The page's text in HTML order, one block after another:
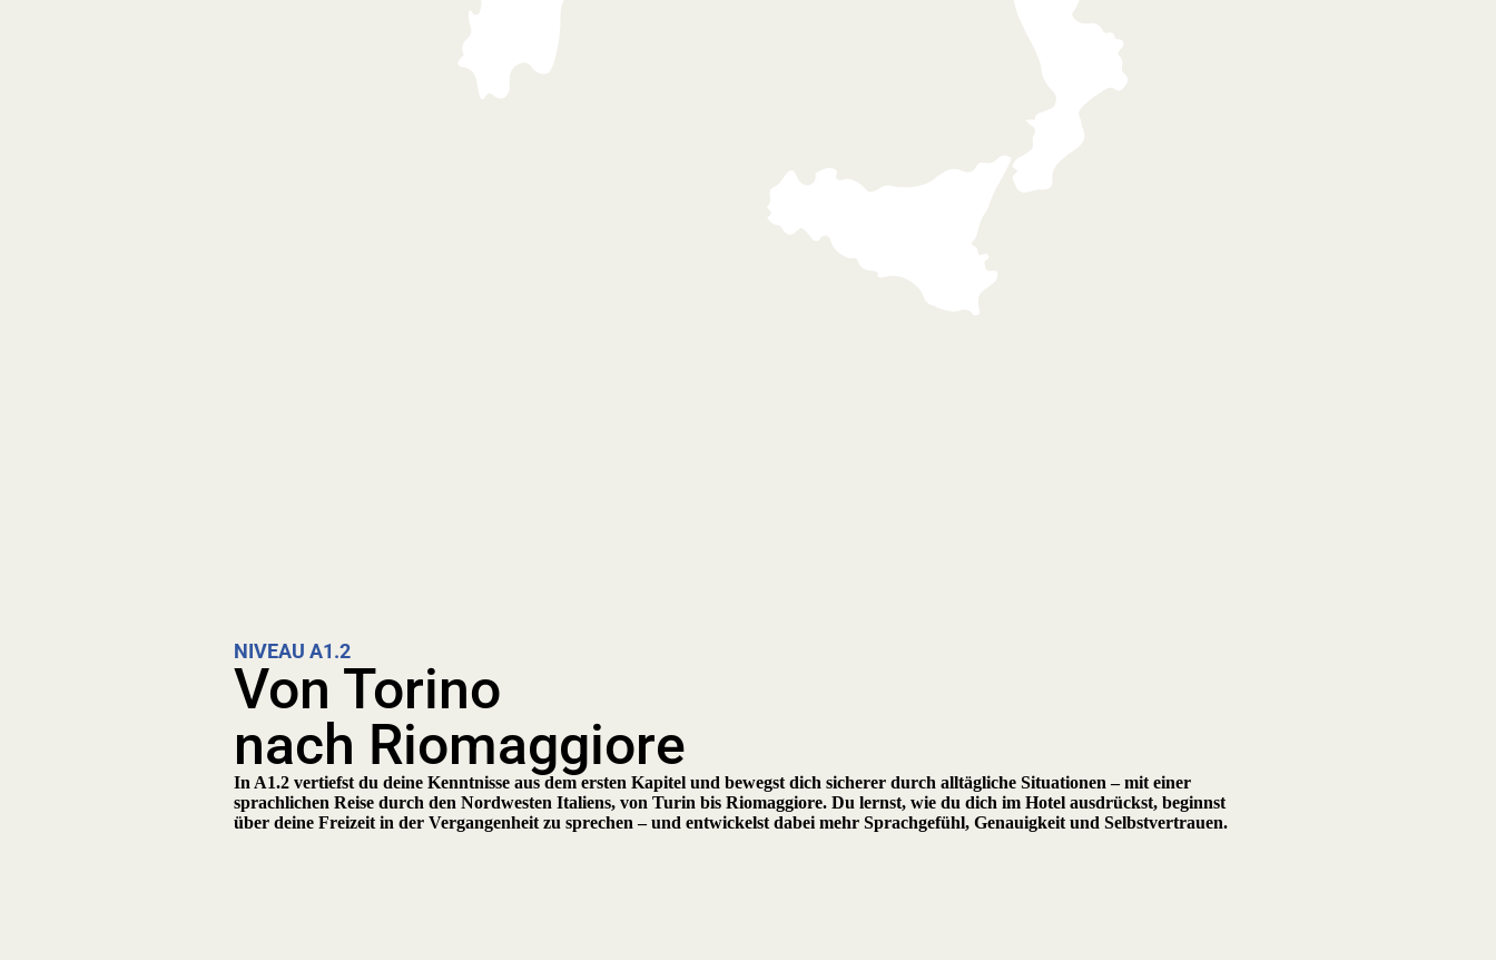
NIVEAU A1.2
Von Torino
nach Riomaggiore
In A1.2 vertiefst du deine Kenntnisse aus dem ersten Kapitel und bewegst dich sicherer durch alltägliche Situationen – mit einer
sprachlichen Reise durch den Nordwesten Italiens, von Turin bis Riomaggiore. Du lernst, wie du dich im Hotel ausdrückst, beginnst
über deine Freizeit in der Vergangenheit zu sprechen – und entwickelst dabei mehr Sprachgefühl, Genauigkeit und Selbstvertrauen.